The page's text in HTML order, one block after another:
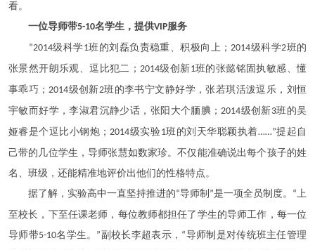
看。
一位导师带5-10名学生，提供VIP服务
“2014级科学1班的刘磊负责稳重、积极向上；2014级科学2班的
张景然开朗乐观、逗比犯二； 2014级创新1班的张懿铭固执敏感、懂
事乖巧；2014级创新2班的李书宁文静好学，张若琪活泼逗乐，刘恒
宇敏而好学，李淑君沉静少话，张阳大个腼腆；2014级创新3班的吴
娅睿是个逗比小钢炮；2014级实验1班的刘天华聪颖执着……”提起自
己带的几位学生，导师张慧如数家珍。不仅能准确说出每个孩子的姓
名、班级，还能精准地评价出他们的性格特点。
据了解，实验高中一直坚持推进的“导师制 ”是一项全员制度。 “上
至校长，下至任课老师，每位教师都担任了学生的导师工作，每一位
导师带5-10名学生。 ” 副校长李超表示， “导师制是对传统班主任管理